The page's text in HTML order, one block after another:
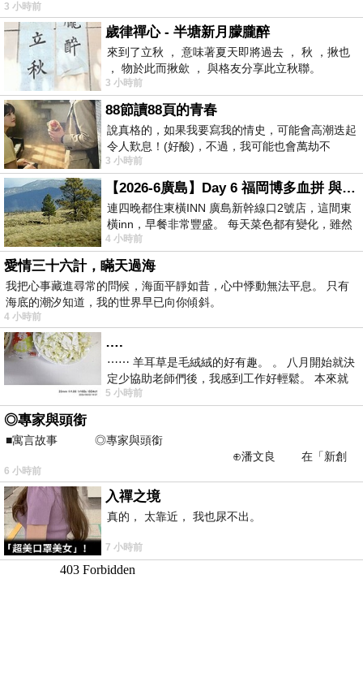
3 小時前
歲律禪心 - 半塘新月朦朧醉
來到了立秋 ， 意味著夏天即將過去 ， 秋 ，揪也
， 物於此而揪歛 ， 與格友分享此立秋聯。
3 小時前
88節讀88頁的青春
說真格的，如果我要寫我的情史，可能會高潮迭起
令人歎息！(好酸)，不過，我可能也會萬劫不
復...，每天跪鍵盤還是被判了花心的罪
3 小時前
【2026-6廣島】Day 6 福岡博多血拼 與機場接送少年司機深夜對談
連四晚都住東橫INN 廣島新幹線口2號店，這間東
橫inn，早餐非常豐盛。 每天菜色都有變化，雖然
看到工作人員拿出料理包加熱，但
4 小時前
愛情三十六計，瞞天過海
我把心事藏進尋常的問候，海面平靜如昔，心中悸動無法平息。 只有
海底的潮汐知道，我的世界早已向你傾斜。
4 小時前
….
⋯⋯ 羊耳草是毛絨絨的好有趣。 。 八月開始就決
定少協助老師們後，我感到工作好輕鬆。 本來就
不是我的工作啊。 真
5 小時前
◎專家與頭銜
■寓言故事 ◎專家與頭銜
⊕潘文良 在「新創
之谷」裡——
6 小時前
入禪之境
真的， 太靠近， 我也尿不出。
7 小時前